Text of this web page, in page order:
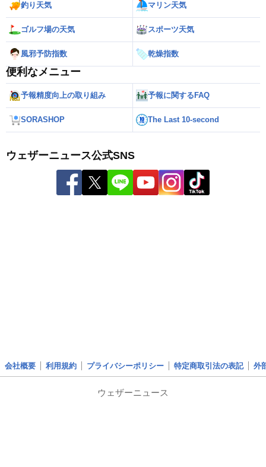
釣り天気 マリン天気
ゴルフ場の天気 スポーツ天気
風邪予防指数 乾燥指数
便利なメニュー
予報精度向上の取り組み 予報に関するFAQ
SORASHOP The Last 10-second
ウェザーニュース公式SNS
会社概要 利用規約 プライバシーポリシー 特定商取引法の表記 外
ウェザーニュース